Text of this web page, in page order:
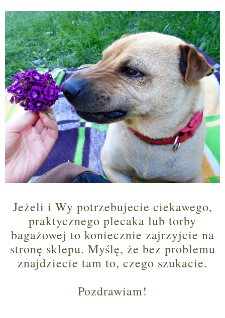
Jeżeli i Wy potrzebujecie ciekawego,
praktycznego plecaka lub torby
bagażowej to koniecznie zajrzyjcie na
stronę sklepu. Myślę, że bez problemu
znajdziecie tam to, czego szukacie.
Pozdrawiam!